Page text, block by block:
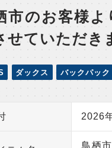
市のお客様
せていただき
ダックス バックパック
2026
鳥栖